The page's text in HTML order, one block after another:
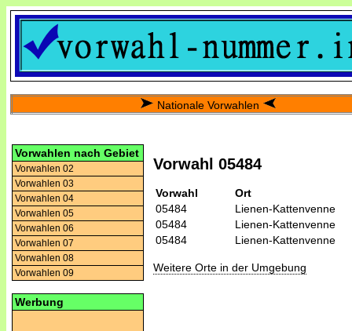
Nationale Vorwahlen
Vorwahlen nach Gebiet
Vorwahlen 02
Vorwahlen 03
Vorwahlen 04
Vorwahlen 05
Vorwahlen 06
Vorwahlen 07
Vorwahlen 08
Vorwahlen 09
Werbung
Vorwahl 05484
Vorwahl
Ort
05484
Lienen-Kattenvenne
05484
Lienen-Kattenvenne
05484
Lienen-Kattenvenne
Weitere Orte in der Umgebung